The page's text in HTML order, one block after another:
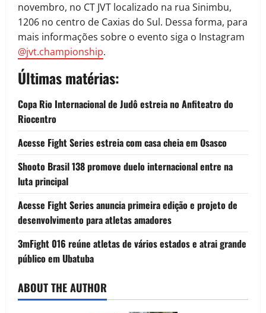
novembro, no CT JVT localizado na rua Sinimbu,
1206 no centro de Caxias do Sul. Dessa forma, para
mais informações sobre o evento siga o Instagram
@jvt.championship.
Últimas matérias:
Copa Rio Internacional de Judô estreia no Anfiteatro do
Riocentro
Acesse Fight Series estreia com casa cheia em Osasco
Shooto Brasil 138 promove duelo internacional entre na
luta principal
Acesse Fight Series anuncia primeira edição e projeto de
desenvolvimento para atletas amadores
3mFight 016 reúne atletas de vários estados e atrai grande
público em Ubatuba
ABOUT THE AUTHOR